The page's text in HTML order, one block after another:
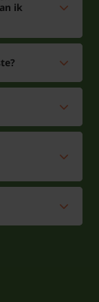
groeien en
en
ik